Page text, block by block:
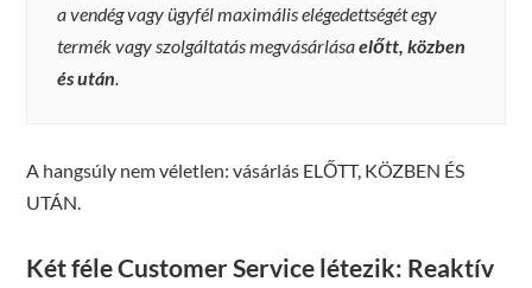
a vendég vagy ügyfél maximális elégedettségét egy
termék vagy szolgáltatás megvásárlásaelőtt, közben
és után
A hangsúly nem véletlen: vásárlás ELŐTT, KÖZBEN ÉS
UTÁN.
Két féle Customer Service létezik: Reaktív